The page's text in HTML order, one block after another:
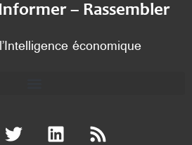
– Rassembler
économique